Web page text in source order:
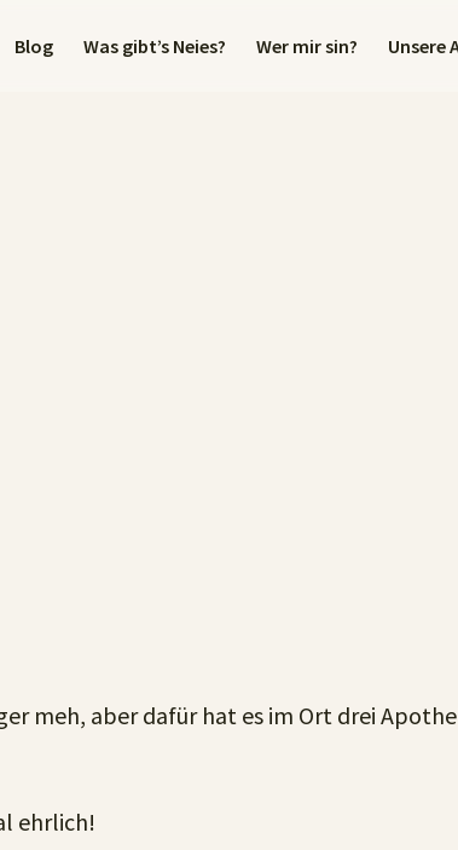
Blog Was gibt’s Neies? Wer mir sin? Unsere
meh, aber dafür hat es im Ort drei
ehrlich!